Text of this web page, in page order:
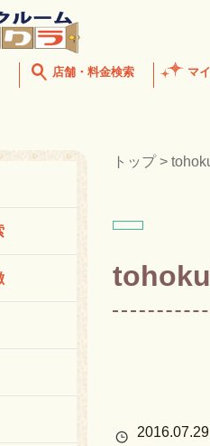
店舗・料金検索 マ
トップ>
2016.07.29